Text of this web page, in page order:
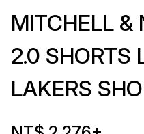
MITCHELL &
2.0 SHORTS
LAKERS